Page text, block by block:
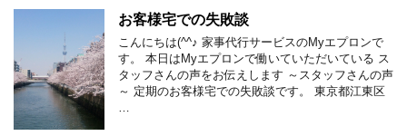
お客様宅での失敗談
こんにちは(^^♪ 家事代行サービスのMyエプロンで
す。 本日はMyエプロンで働いていただいている ス
タッフさんの声をお伝えします ～スタッフさんの声
～ 定期のお客様宅での失敗談です。 東京都江東区
…